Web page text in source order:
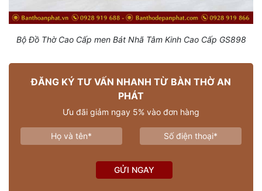
Bộ Đồ Thờ Cao Cấp men Bát Nhã Tâm Kinh Cao Cấp GS898
ĐĂNG KÝ TƯ VẤN NHANH TỪ BÀN THỜ AN
PHÁT
Ưu đãi giảm ngay 5% vào đơn hàng
GỬI NGAY